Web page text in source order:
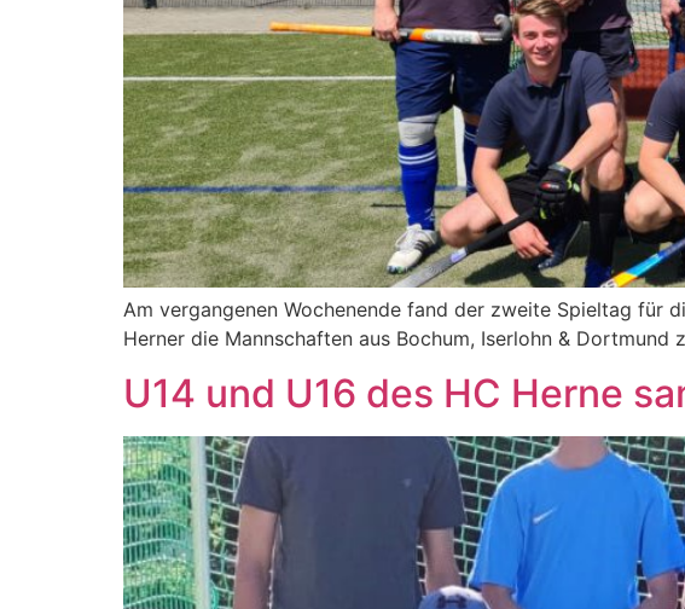
Am vergangenen Wochenende fand der zweite Spieltag für
Herner die Mannschaften aus Bochum, Iserlohn &
U14 und U16 des HC Herne